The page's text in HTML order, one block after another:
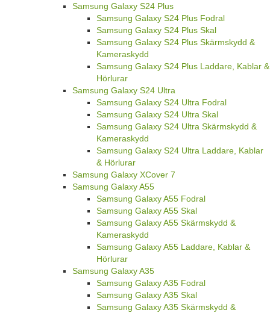
Samsung Galaxy S24 Plus
Samsung Galaxy S24 Plus Fodral
Samsung Galaxy S24 Plus Skal
Samsung Galaxy S24 Plus Skärmskydd &
Kameraskydd
Samsung Galaxy S24 Plus Laddare, Kablar &
Hörlurar
Samsung Galaxy S24 Ultra
Samsung Galaxy S24 Ultra Fodral
Samsung Galaxy S24 Ultra Skal
Samsung Galaxy S24 Ultra Skärmskydd &
Kameraskydd
Samsung Galaxy S24 Ultra Laddare, Kablar
& Hörlurar
Samsung Galaxy XCover 7
Samsung Galaxy A55
Samsung Galaxy A55 Fodral
Samsung Galaxy A55 Skal
Samsung Galaxy A55 Skärmskydd &
Kameraskydd
Samsung Galaxy A55 Laddare, Kablar &
Hörlurar
Samsung Galaxy A35
Samsung Galaxy A35 Fodral
Samsung Galaxy A35 Skal
Samsung Galaxy A35 Skärmskydd &